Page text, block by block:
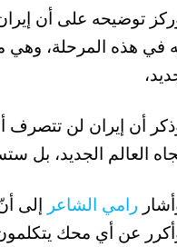
توضيحه على أن
في هذه المرحلة،
أن إيران لن تتصرف
العالم الجديد، بل
رامي الشاعر إلى
عن أي محك